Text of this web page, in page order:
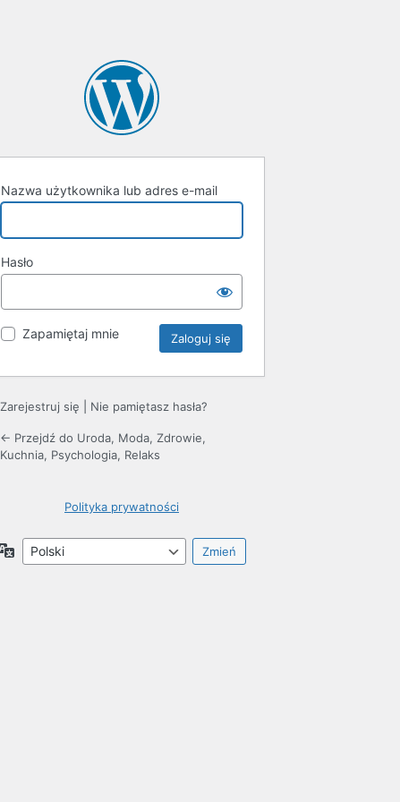
Nazwa użytkownika lub adres e-mail
Hasło
Zapamiętaj mnie
Zarejestruj się Nie pamiętasz hasła?
← Przejdź do Uroda, Moda, Zdrowie,
Kuchnia, Psychologia, Relaks
Polityka prywatności
Język